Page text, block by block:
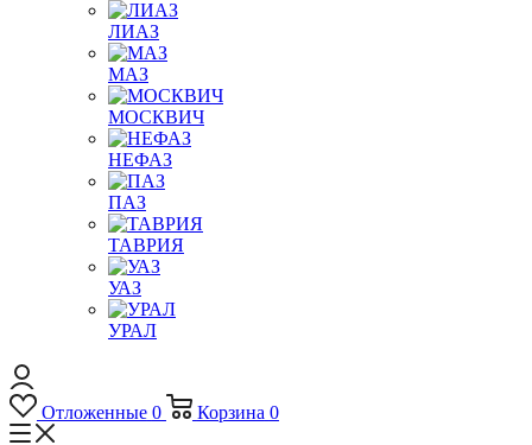
ЛИАЗ
МАЗ
МОСКВИЧ
НЕФАЗ
ПАЗ
ТАВРИЯ
УАЗ
УРАЛ
Отложенные 0 Корзина 0